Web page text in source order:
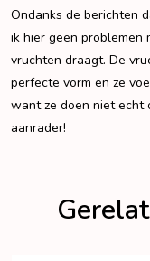
Ondanks de berichten
ik hier geen problemen
vruchten draagt. De
perfecte vorm en ze
want ze doen niet echt
aanrader!